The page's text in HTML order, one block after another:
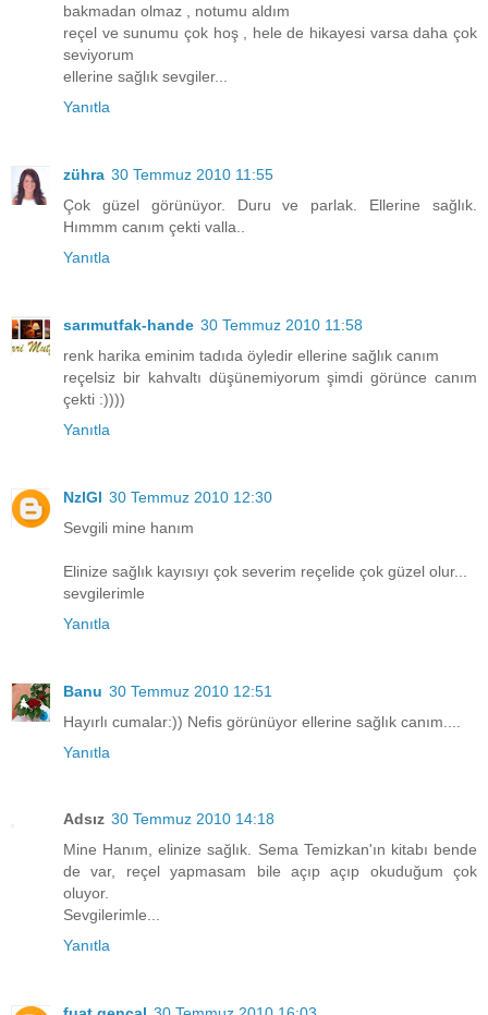
bakmadan olmaz , notumu aldım
reçel ve sunumu çok hoş , hele de hikayesi varsa daha çok
seviyorum
ellerine sağlık sevgiler...
Yanıtla
zühra 30 Temmuz 2010 11:55
Çok güzel görünüyor. Duru ve parlak. Ellerine sağlık.
Hımmm canım çekti valla..
Yanıtla
sarımutfak-hande 30 Temmuz 2010 11:58
renk harika eminim tadıda öyledir ellerine sağlık canım
reçelsiz bir kahvaltı düşünemiyorum şimdi görünce canım
çekti :))))
Yanıtla
NzlGl 30 Temmuz 2010 12:30
Sevgili mine hanım
Elinize sağlık kayısıyı çok severim reçelide çok güzel olur...
sevgilerimle
Yanıtla
Banu 30 Temmuz 2010 12:51
Hayırlı cumalar:)) Nefis görünüyor ellerine sağlık canım....
Yanıtla
Adsız 30 Temmuz 2010 14:18
Mine Hanım, elinize sağlık. Sema Temizkan'ın kitabı bende
de var, reçel yapmasam bile açıp açıp okuduğum çok
oluyor.
Sevgilerimle...
Yanıtla